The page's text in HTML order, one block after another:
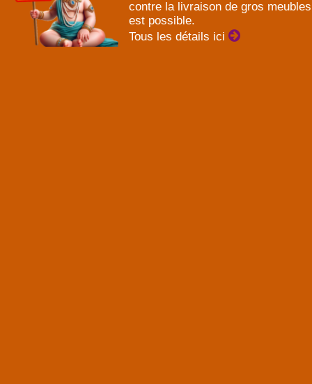
contre la livraison de gros meubles
est possible.
Tous les détails ici